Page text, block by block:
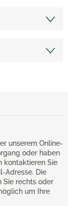
unserem Online-
oder haben
kontaktieren Sie
Adresse. Die
Sie rechts oder
um Ihre